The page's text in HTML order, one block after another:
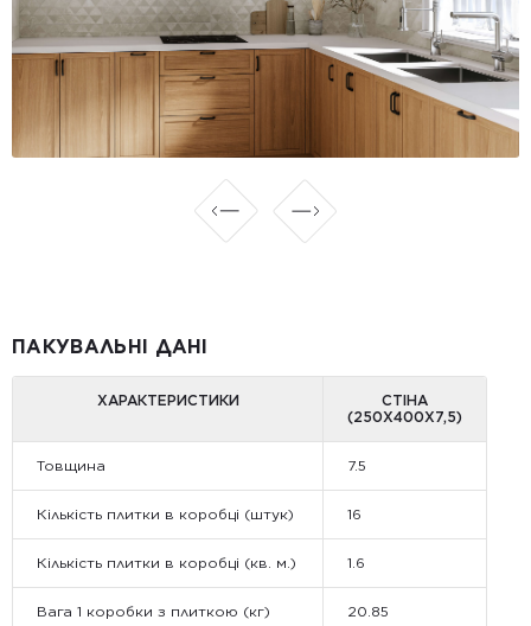
ПАКУВАЛЬНІ ДАНІ
ХАРАКТЕРИСТИКИ
СТІНА
(250X400X7,5)
Товщина 7.5
Кількість плитки в коробці (штук) 16
Кількість плитки в коробці (кв. м.) 1.6
Вага 1 коробки з плиткою (кг) 20.85